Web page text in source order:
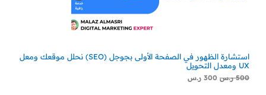
استشارة الظهور في الصفحة الأولى بجوجل (SEO) نحلل موقعك ومعل
UX ومعدل التحويل
500 ر.س 300 ر.س